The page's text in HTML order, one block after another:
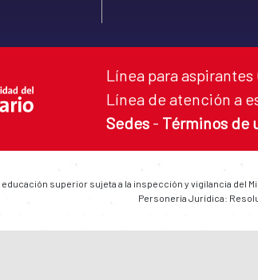
Línea para aspirantes
Línea de atención a
Sedes - Términos de
superior sujeta a la inspección y vigilancia del
Personería Jurídica: